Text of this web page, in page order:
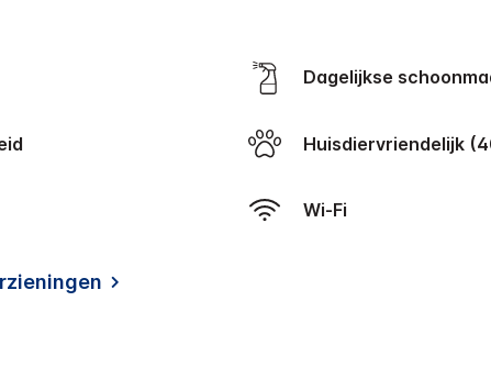
Dagelijkse
Huisdiervriendelijk
Wi-Fi